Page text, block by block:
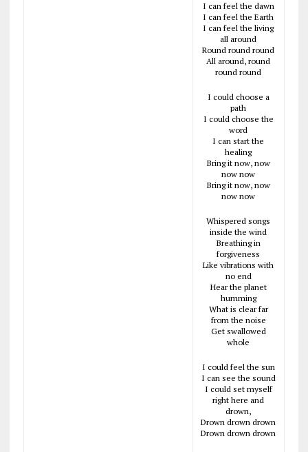
I can feel the dawn
I can feel the Earth
I can feel the living
all around
Round round round
All around, round
round round
I could choose a
path
I could choose the
word
I can start the
healing
Bring it now, now
now now
Bring it now, now
now now
Whispered songs
inside the wind
Breathing in
forgiveness
Like vibrations with
no end
Hear the planet
humming
What is clear far
from the noise
Get swallowed
whole
I could feel the sun
I can see the sound
I could set myself
right here and
drown,
Drown drown drown
Drown drown drown